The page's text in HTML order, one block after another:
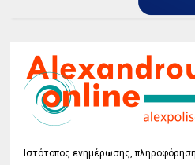
Ιστότοπος ενημέρωσης,